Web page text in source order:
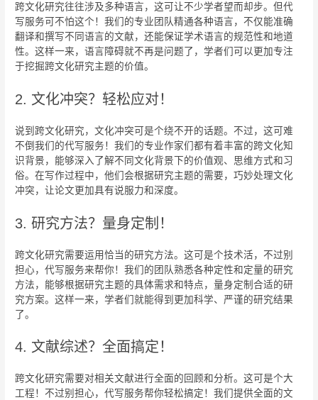
跨文化研究往往涉及多种语言，这可让不少学者望而却步。但代
写服务可不怕这个！我们的专业团队精通各种语言，不仅能准确
翻译和撰写不同语言的文献，还能保证学术语言的规范性和地道
性。这样一来，语言障碍就不再是问题了，学者们可以更加专注
于挖掘跨文化研究主题的价值。
2. 文化冲突？轻松应对！
说到跨文化研究，文化冲突可是个绕不开的话题。不过，这可难
不倒我们的代写服务！我们的专业作家们都有着丰富的跨文化知
识背景，能够深入了解不同文化背景下的价值观、思维方式和习
俗。在写作过程中，他们会根据研究主题的需要，巧妙处理文化
冲突，让论文更加具有说服力和深度。
3. 研究方法？量身定制！
跨文化研究需要运用恰当的研究方法。这可是个技术活，不过别
担心，代写服务来帮你！我们的团队熟悉各种定性和定量的研究
方法，能够根据研究主题的具体需求和特点，量身定制合适的研
究方案。这样一来，学者们就能得到更加科学、严谨的研究结果
了。
4. 文献综述？全面搞定！
跨文化研究需要对相关文献进行全面的回顾和分析。这可是个大
工程！不过别担心，代写服务帮你轻松搞定！我们提供全面的文